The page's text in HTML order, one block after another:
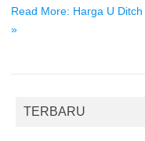
Read More: Harga U
»
TERBARU